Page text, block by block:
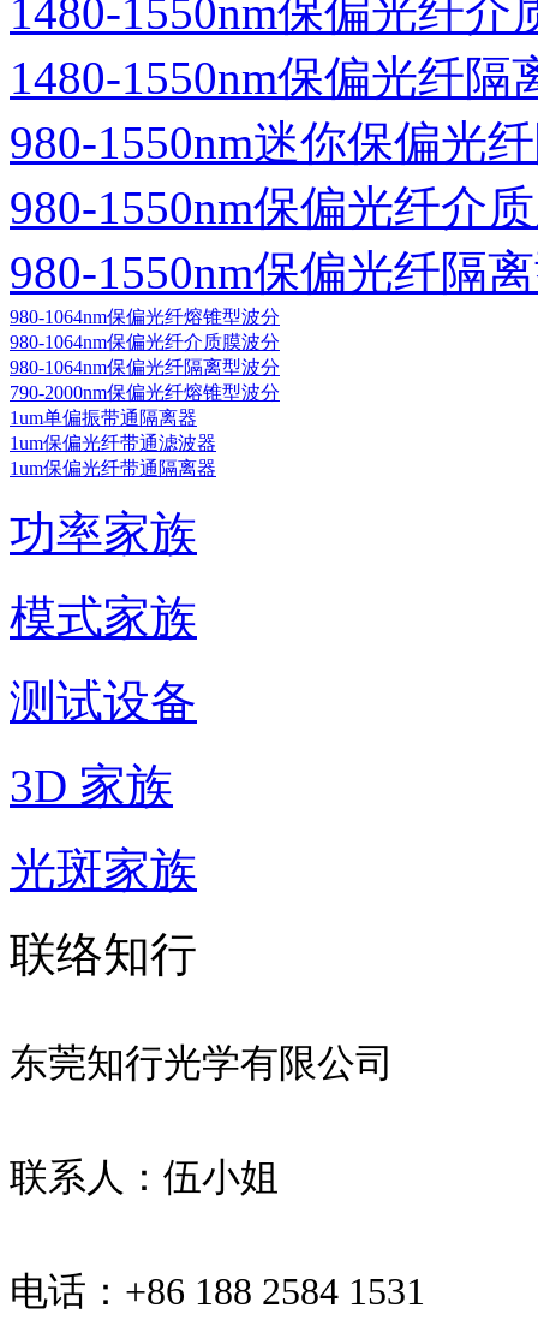
1480-1550nm保偏光纤介
1480-1550nm保偏光纤隔
980-1550nm迷你保偏光
980-1550nm保偏光纤介
980-1550nm保偏光纤隔
980-1064nm保偏光纤熔锥型波分
980-1064nm保偏光纤介质膜波分
980-1064nm保偏光纤隔离型波分
790-2000nm保偏光纤熔锥型波分
1um单偏振带通隔离器
1um保偏光纤带通滤波器
1um保偏光纤带通隔离器
功率家族
模式家族
测试设备
3D 家族
光斑家族
联络知行
东莞知行光学有限公司
联系人：伍小姐
电话：+86 188 2584 1531